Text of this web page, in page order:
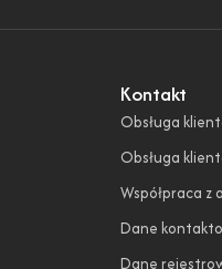
Kontakt
Obsługa
Obsługa
Współpraca z
Dane
Dane